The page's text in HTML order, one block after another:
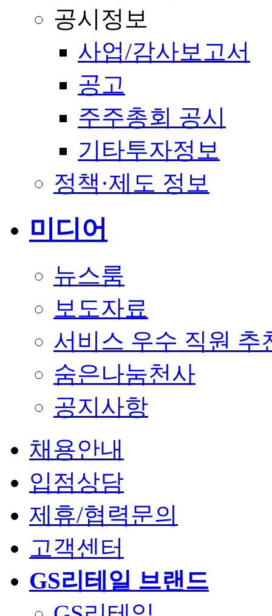
공시정보
사업/감사보고서
공고
주주총회 공시
기타투자정보
정책·제도 정보
미디어
뉴스룸
보도자료
서비스 우수 직원 추
숨은나눔천사
공지사항
채용안내
입점상담
제휴/협력문의
고객센터
GS리테일 브랜드